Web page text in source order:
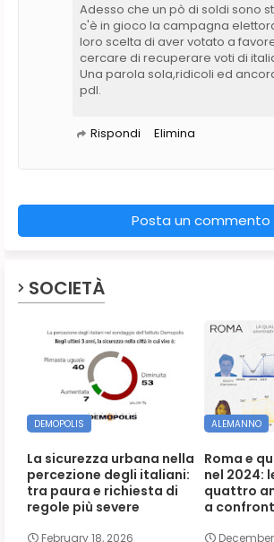
Adesso che un pò di soldi sono
c'è in gioco la campagna
loro scelta di aver votato a
cercare di recuperare voti di
Una parola sola,ridicoli ed
pdl.
Rispondi Elimina
Posta un commento
SOCIETÀ
DEMOPOLIS
La sicurezza urbana nella
percezione degli italiani:
tra paura e richiesta di
regole più severe
February 18, 2026
ALEMANNO
Roma e
nel 2024:
quattro
a